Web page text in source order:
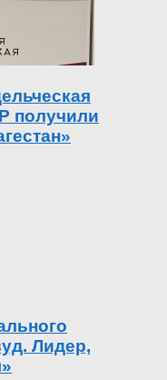
получили
Лидер,